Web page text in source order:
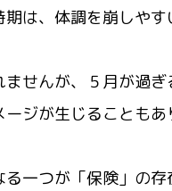
は、体調を崩しや
せんが、５月が過ぎ
ジが生じることもあ
一つが「保険」の存